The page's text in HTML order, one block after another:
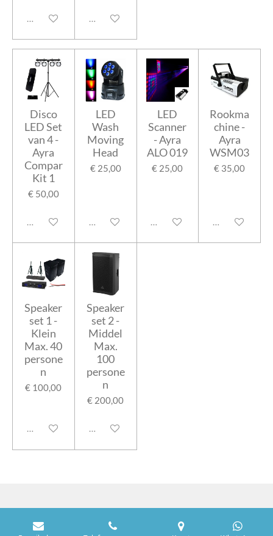
Uitgeschakeld Uitgeschakeld
Disco
LED Set
van 4 -
Ayra
Compar
Kit 1
€ 50,00
Uitgeschakeld
LED
Wash
Moving
Head
€ 25,00
Uitgeschakeld
LED
Scanner
- Ayra
ALO 019
€ 25,00
Uitgeschakeld
Rookma
chine -
Ayra
WSM03
€ 35,00
Uitgeschakeld
Speaker
set 1 -
Klein
Max. 40
persone
n
€ 100,00
Uitgeschakeld
Speaker
set 2 -
Middel
Max.
100
persone
n
€ 200,00
Uitgeschakeld
verhuur-decoraties.nl - KVK: 75522136 - BTW: